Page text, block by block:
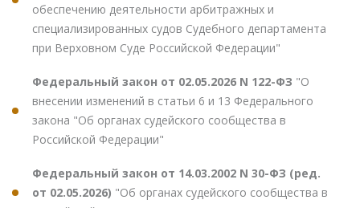
обеспечению деятельности арбитражных и
специализированных судов Судебного департамента
при Верховном Суде Российской Федерации"
Федеральный закон от 02.05.2026 N 122-ФЗ "О
внесении изменений в статьи 6 и 13 Федерального
закона "Об органах судейского сообщества в
Российской Федерации"
Федеральный закон от 14.03.2002 N 30-ФЗ (ред.
от 02.05.2026) "Об органах судейского сообщества в